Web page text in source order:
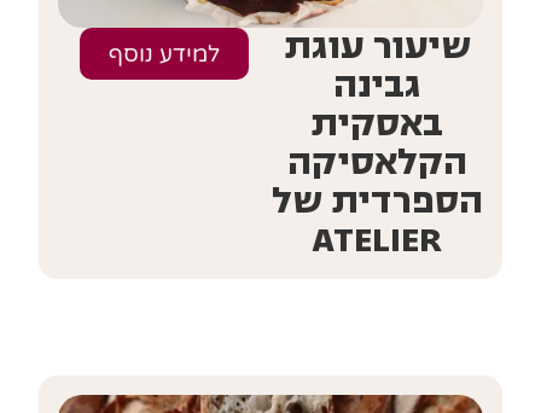
שיעור עוגת
גבינה
באסקית
הקלאסיקה
הספרדית של
ATELIER
למידע נוסף